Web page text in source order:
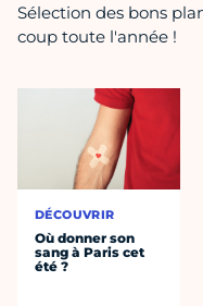
Sélection des bons
coup toute l'année !
DÉCOUVRIR
Où donner son
sang à Paris cet
été ?